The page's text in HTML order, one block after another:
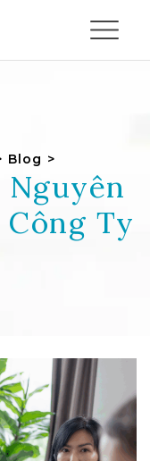
Blog >
Nguyên
Ty